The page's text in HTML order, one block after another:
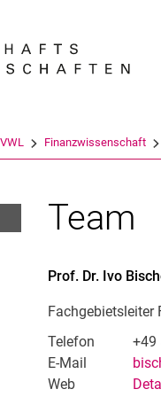
Finanzwissenschaft
Team
Prof. Dr. Ivo
Telefon
+49
E-Mail
Web